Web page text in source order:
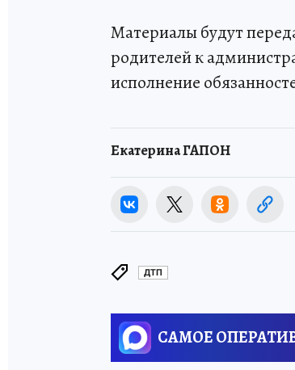
Материалы будут
родителей к
исполнение
Екатерина ГАПОН
ДТП
САМОЕ